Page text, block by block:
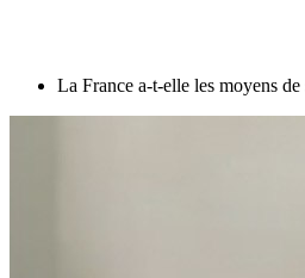
La France a-t-elle les moyens de